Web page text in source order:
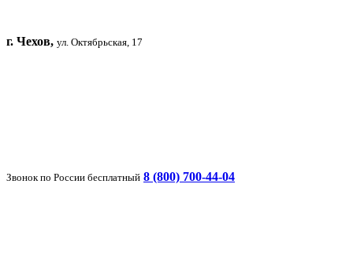
г. Чехов, ул. Октябрьская, 17
Звонок по России бесплатный 8 (800) 700-44-04